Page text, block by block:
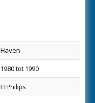
Haven
1980 tot 1990
H Philips